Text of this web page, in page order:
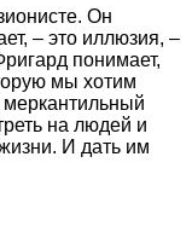
Он
– это иллюзия, –
понимает,
мы хотим
на людей и
И дать им